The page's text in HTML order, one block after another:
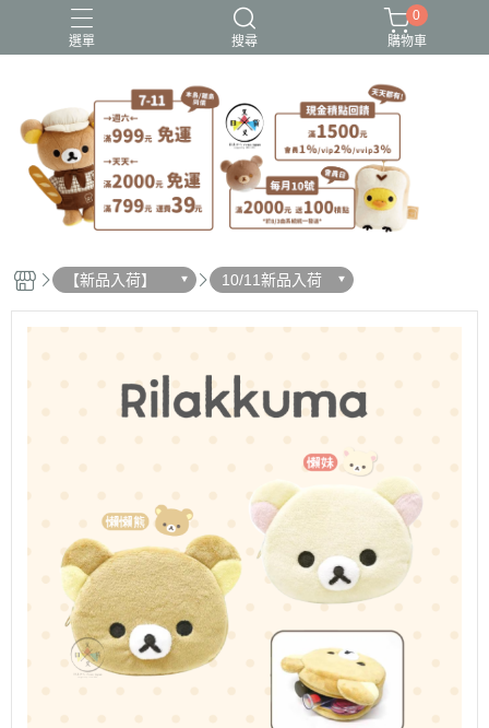
選單 搜尋
史努比歐拉夫 吉伊卡哇 憂傷馬戲團
拉拉熊
迪士尼-玩具總動員
0
購物車
【新品入荷】 10/11新品入荷